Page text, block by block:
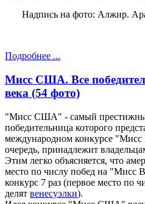
Надпись на фото: Алжир.
Подробнее ...
Мисс США. Все
века (54 фото)
"Мисс США" - самый
победительница которого
международном конкурсе
очередь, принадлежит
Этим легко объясняется, что
место по числу побед на "Мисс
конкурс 7 раз (первое место по
делят венесуэлки).